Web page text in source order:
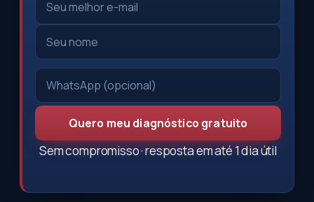
Quero meu diagnóstico gratuito
Sem compromisso · resposta em até 1 dia útil